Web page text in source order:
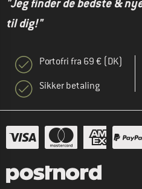
"Jeg finder de bedste &
til dig!"
Portofri fra 69 € (DK)
Sikker betaling